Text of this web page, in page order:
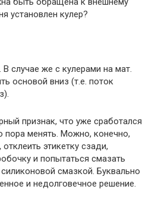
установлен кулер?
случае же с кулерами на мат.
основой вниз (т.е. поток
признак, что уже сработался
пора менять. Можно, конечно,
этикетку сзади,
и попытаться смазать
смазкой. Буквально
и недолговечное решение.